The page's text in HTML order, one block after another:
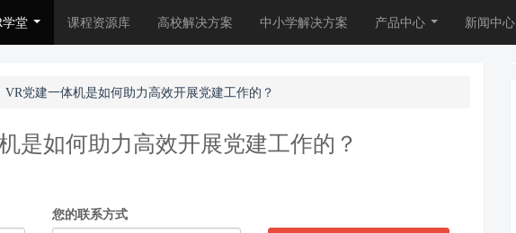
学堂 课程资源库 高校解决方案 中小学解决方案 产品中心 新闻中心
VR党建一体机是如何助力高效开展党建工作的？
是如何助力高效开展党建工作的？
您的联系方式